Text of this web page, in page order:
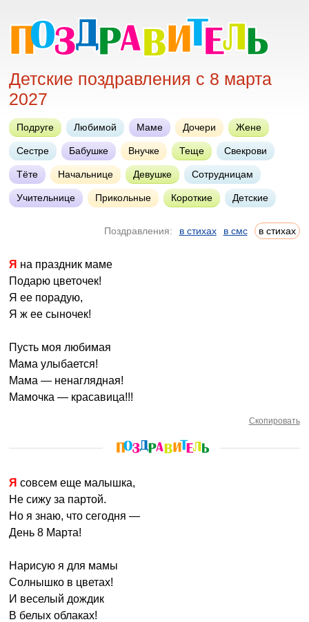
Детские поздравления с 8 марта
2027
Подруге Любимой Маме Дочери Жене
Сестре Бабушке Внучке Теще Свекрови
Тёте Начальнице Девушке Сотрудницам
Учительнице Прикольные Короткие Детские
Поздравления: в стихах в смс в стихах
Я на праздник маме
Подарю цветочек!
Я ее порадую,
Я ж ее сыночек!
Пусть моя любимая
Мама улыбается!
Мама — ненаглядная!
Мамочка — красавица!!!
Скопировать
Я совсем еще малышка,
Не сижу за партой.
Но я знаю, что сегодня —
День 8 Марта!
Нарисую я для мамы
Солнышко в цветах!
И веселый дождик
В белых облаках!